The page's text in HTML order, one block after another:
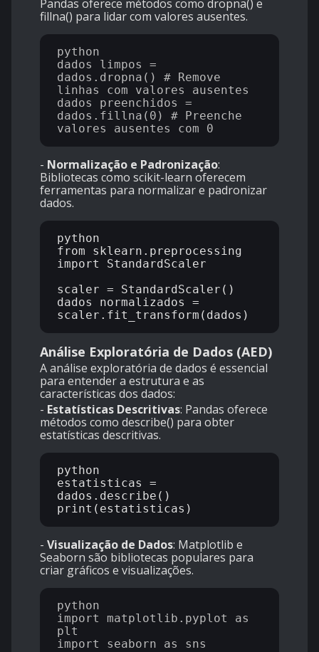
Pandas oferece métodos como dropna() e
fillna() para lidar com valores ausentes.
python
dados_limpos =
dados.dropna() # Remove
linhas com valores ausentes
dados_preenchidos =
dados.fillna(0) # Preenche
- Normalização e Padronização:
Bibliotecas como scikit-learn oferecem
ferramentas para normalizar e padronizar
dados.
python
from sklearn.preprocessing
import StandardScaler
scaler = StandardScaler()
dados_normalizados =
Análise Exploratória de Dados (AED)
A análise exploratória de dados é essencial
para entender a estrutura e as
características dos dados:
- Estatísticas Descritivas: Pandas oferece
métodos como describe() para obter
estatísticas descritivas.
python
estatisticas =
dados.describe()
- Visualização de Dados: Matplotlib e
Seaborn são bibliotecas populares para
criar gráficos e visualizações.
python
import matplotlib.pyplot as
plt
import seaborn as sns